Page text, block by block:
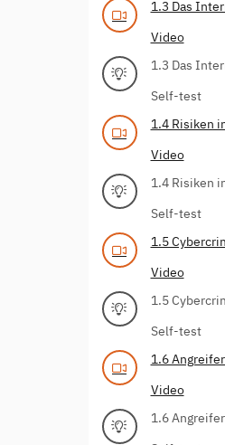
1.3 Das
Video
1.3 Das
Self-test
1.4 Risiken
Video
1.4 Risiken
Self-test
1.5
Video
1.5
Self-test
1.6
Video
1.6